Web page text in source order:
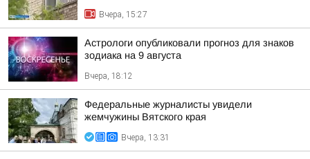
Вчера, 15:27
Астрологи опубликовали прогноз для знаков
зодиака на 9 августа
Вчера, 18:12
Федеральные журналисты увидели
жемчужины Вятского края
Вчера, 13:31